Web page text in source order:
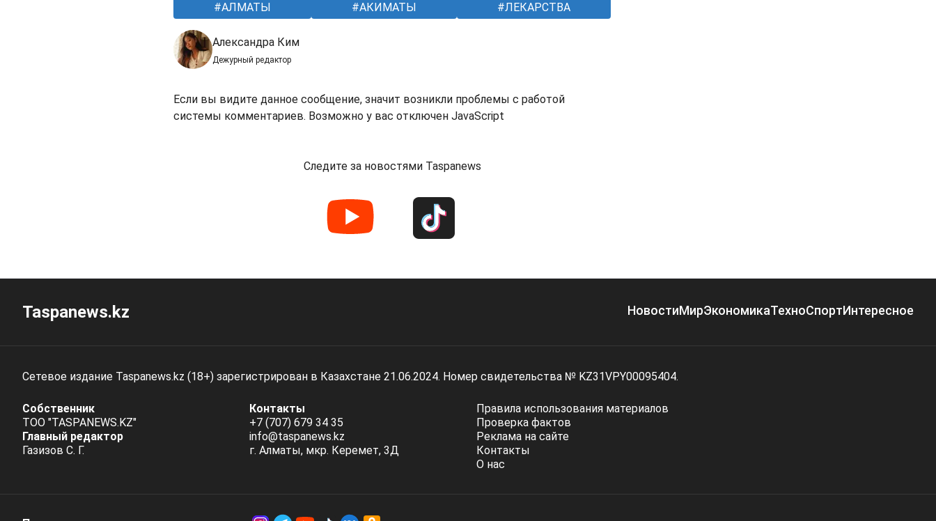
АЛМАТЫ АКИМАТЫ ЛЕКАРСТВА
Александра Ким
Дежурный редактор
Если вы видите данное сообщение, значит возникли проблемы с работой
системы комментариев. Возможно у вас отключен JavaScript
Следите за новостями Taspanews
Taspanews.kz НовостиМирЭкономикаТехноСпортИнтересное
Сетевое издание Taspanews.kz (18+) зарегистрирован в Казахстане 21.06.2024. Номер свидетельства № KZ31VPY00095404.
Собственник
ТОО "TASPANEWS.KZ"
Главный редактор
Газизов С. Г.
Контакты
+7 (707) 679 34 35
info@taspanews.kz
г. Алматы, мкр. Керемет, 3Д
Правила использования материалов
Проверка фактов
Реклама на сайте
Контакты
О нас